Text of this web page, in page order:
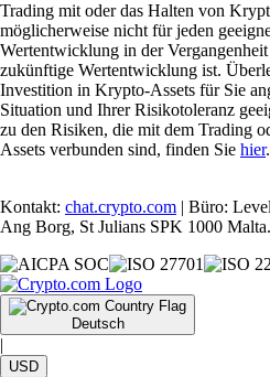
Trading mit oder das Halten von
möglicherweise nicht für jeden
Wertentwicklung in der
zukünftige Wertentwicklung ist.
Investition in Krypto-Assets für Sie
Situation und Ihrer Risikotoleranz
zu den Risiken, die mit dem Trading
Assets verbunden sind, finden Sie hier.
Kontakt: chat.crypto.com | Büro:
Ang Borg, St Julians SPK 1000 Malta.
Deutsch
|
USD